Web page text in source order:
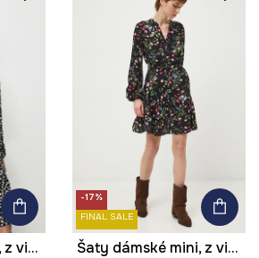
Šaty dámské mini, z viskózy, se vzorem
-17%
FINAL SALE
Šaty dámské mini, z viskózy, se vzorem